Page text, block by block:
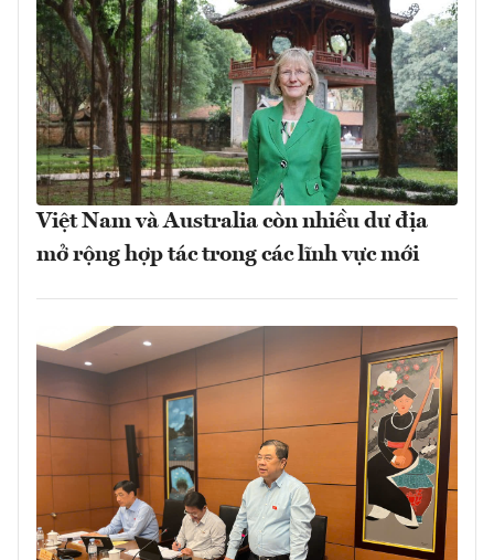
Việt Nam và Australia còn nhiều dư địa
mở rộng hợp tác trong các lĩnh vực mới